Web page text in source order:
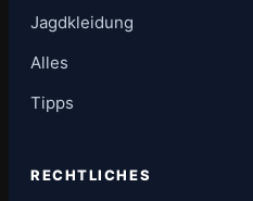
Jagdkleidung
Alles
Tipps
RECHTLICHES